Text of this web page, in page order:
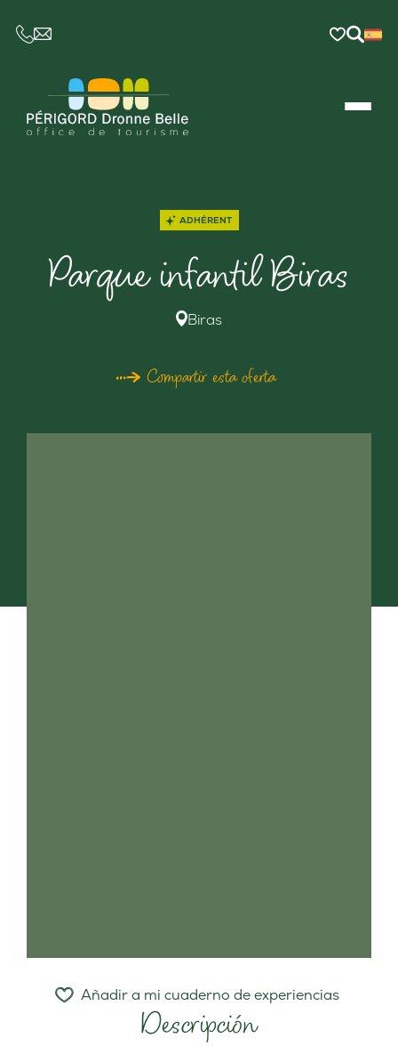
CE LIEN OUVRIRA VOTRE LOGICIEL DE
ADHÉRENT
Parque infantil Biras
Biras
Compartir esta oferta
Descripción
Añadir a mi cuaderno de experiencias